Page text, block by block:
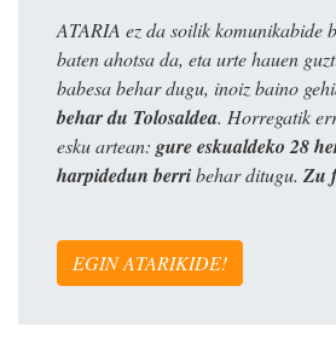
ATARIA ez da soilik komunikabide
baten ahotsa da, eta urte hauen
babesa behar dugu, inoiz baino
behar du Tolosaldea. Horregatik
esku artean: gure eskualdeko 28
harpidedun berribehar ditugu. Zu
EGIN ATARIKIDE!